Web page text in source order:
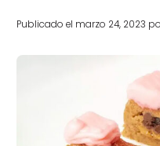
Publicado el marzo 24, 2023